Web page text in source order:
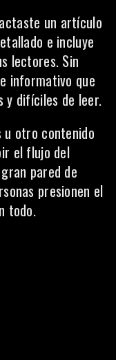
un artículo
e incluye
lectores. Sin
informativo que
y difíciles de leer.
otro contenido
el flujo del
pared de
presionen el
todo.